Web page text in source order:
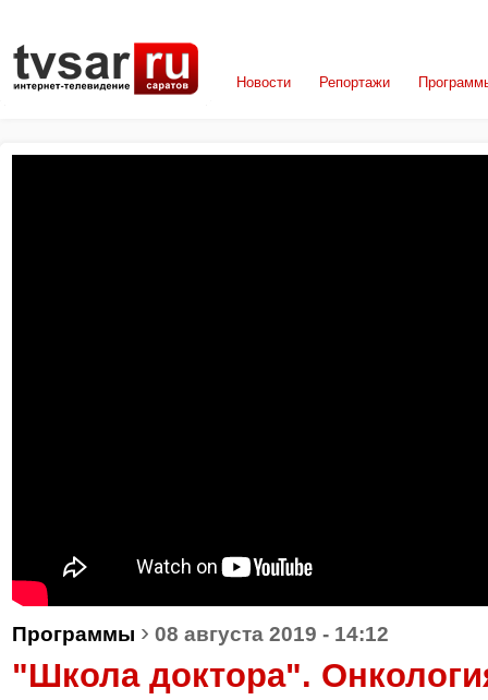
Новости Репортажи
Программы › 08 августа 2019 - 14:12
"Школа доктора".